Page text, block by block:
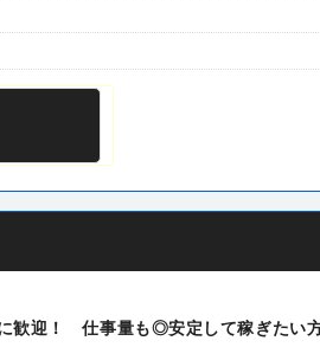
迎！ 仕事量も◎安定して稼ぎたい